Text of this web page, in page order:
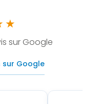
sur Google
sur Google